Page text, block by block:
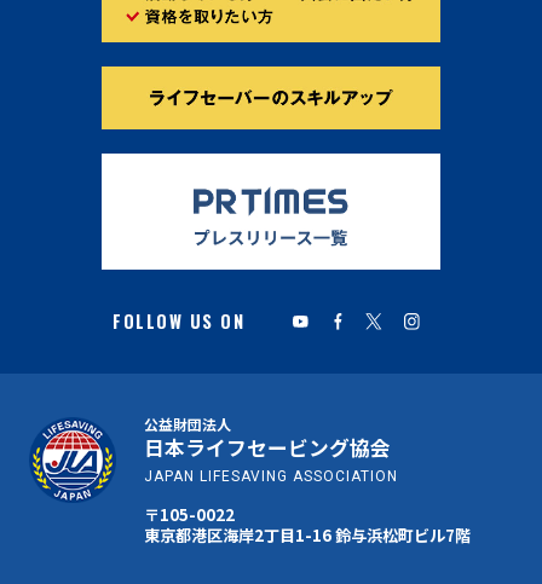
公益財団法人
日本ライフセービング協会
JAPAN LIFESAVING ASSOCIATION
〒105-0022
東京都港区海岸2丁目1-16 鈴与浜松町ビル7階